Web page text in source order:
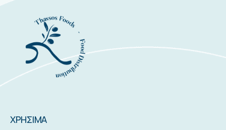
ΧΡΗΣΙΜΑ